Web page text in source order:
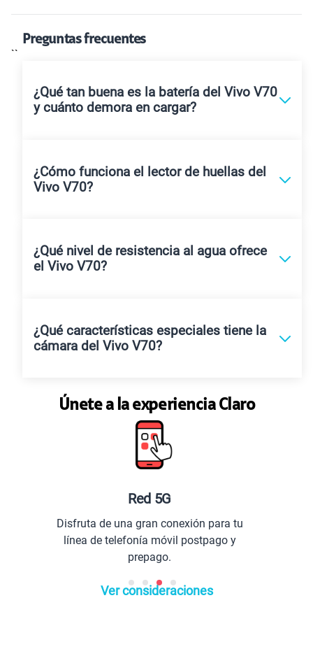
Preguntas frecuentes
``
¿Qué tan buena es la batería del Vivo V70
y cuánto demora en cargar?
¿Cómo funciona el lector de huellas del
Vivo V70?
¿Qué nivel de resistencia al agua ofrece
el Vivo V70?
¿Qué características especiales tiene la
cámara del Vivo V70?
Únete a la experiencia Claro
para tu
Comunícate con todo el
extranjero.
Ver consideraciones